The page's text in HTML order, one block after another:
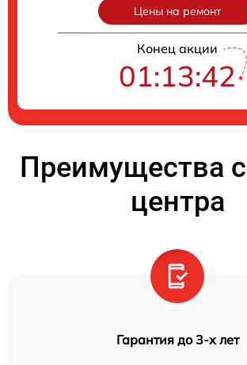
Цены на ремонт
Конец акции
01:13:41
Преимущества
центра
Гарантия до 3-х лет